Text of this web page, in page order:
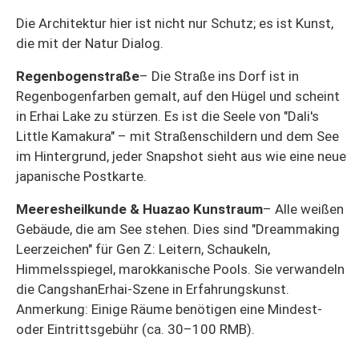
Die Architektur hier ist nicht nur Schutz; es ist Kunst,
die mit der Natur Dialog.
Regenbogenstraße– Die Straße ins Dorf ist in
Regenbogenfarben gemalt, auf den Hügel und scheint
in Erhai Lake zu stürzen. Es ist die Seele von "Dali's
Little Kamakura" – mit Straßenschildern und dem See
im Hintergrund, jeder Snapshot sieht aus wie eine neue
japanische Postkarte.
Meeresheilkunde & Huazao Kunstraum– Alle weißen
Gebäude, die am See stehen. Dies sind "Dreammaking
Leerzeichen" für Gen Z: Leitern, Schaukeln,
Himmelsspiegel, marokkanische Pools. Sie verwandeln
die CangshanErhai-Szene in Erfahrungskunst.
Anmerkung: Einige Räume benötigen eine Mindest-
oder Eintrittsgebühr (ca. 30–100 RMB).